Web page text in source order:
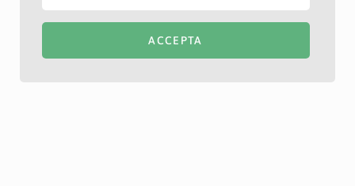
ACCEPTA